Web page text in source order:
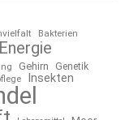
Bakterien
Energie
Gehirn Genetik
Insekten